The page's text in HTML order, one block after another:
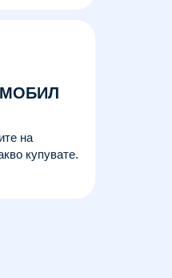
на
купувате.